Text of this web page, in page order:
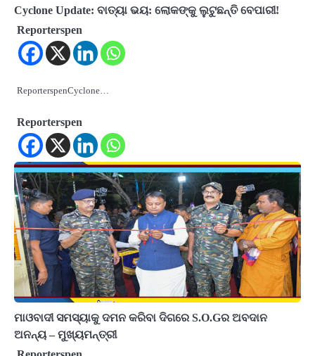
Cyclone Update: ବାତ୍ୟା ଭୟ: ଲୋକଙ୍କୁ ଲୁଟୁଛନ୍ତି ବେପାରୀ!
Reporterspen
ReporterspenCyclone…
Reporterspen
ମାଓବାଦୀ ସମସ୍ୟାକୁ ଦମନ କରିବା ଦିଗରେ S.O.Gର ଅବଦାନ
ଅନନ୍ୟ – ମୁଖ୍ୟମନ୍ତ୍ରୀ